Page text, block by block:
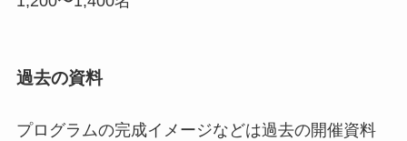
過去の資料
プログラムの完成イメージなどは過去の開催資料